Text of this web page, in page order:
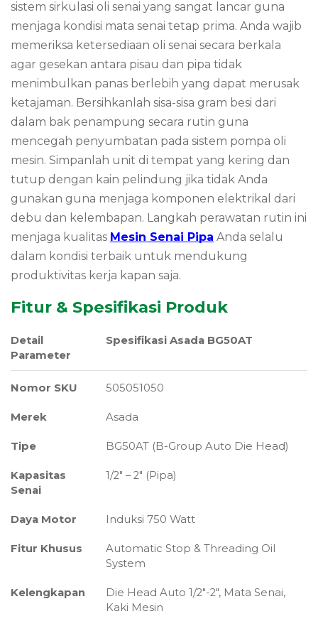
sistem sirkulasi oli senai yang sangat lancar guna
menjaga kondisi mata senai tetap prima. Anda wajib
memeriksa ketersediaan oli senai secara berkala
agar gesekan antara pisau dan pipa tidak
menimbulkan panas berlebih yang dapat merusak
ketajaman. Bersihkanlah sisa-sisa gram besi dari
dalam bak penampung secara rutin guna
mencegah penyumbatan pada sistem pompa oli
mesin. Simpanlah unit di tempat yang kering dan
tutup dengan kain pelindung jika tidak Anda
gunakan guna menjaga komponen elektrikal dari
debu dan kelembapan. Langkah perawatan rutin ini
menjaga kualitas Mesin Senai Pipa Anda selalu
dalam kondisi terbaik untuk mendukung
produktivitas kerja kapan saja.
Fitur & Spesifikasi Produk
Detail
Parameter
Spesifikasi Asada BG50AT
Nomor SKU 505051050
Merek Asada
Tipe BG50AT (B-Group Auto Die Head)
Kapasitas
Senai
1/2″ – 2″ (Pipa)
Daya Motor Induksi 750 Watt
Fitur Khusus
Automatic Stop & Threading Oil
System
Kelengkapan
Die Head Auto 1/2″-2″, Mata Senai,
Kaki Mesin